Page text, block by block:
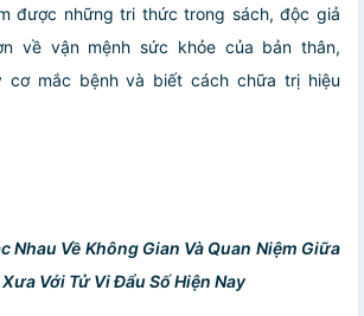
được những tri thức trong sách, độc giả
về vận mệnh sức khỏe của bản thân,
cơ mắc bệnh và biết cách chữa trị hiệu
Nhau Về Không Gian Và Quan Niệm Giữa
Với Tử Vi Đẩu Số Hiện Nay